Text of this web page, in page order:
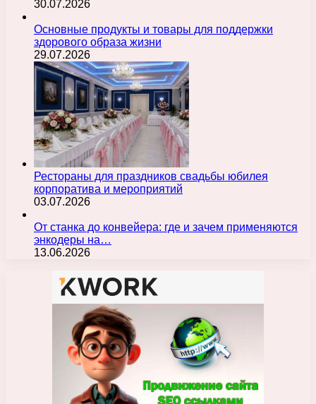
30.07.2026
Основные продукты и товары для поддержки
здорового образа жизни
29.07.2026
Рестораны для праздников свадьбы юбилея
корпоратива и мероприятий
03.07.2026
От станка до конвейера: где и зачем применяются
энкодеры на…
13.06.2026